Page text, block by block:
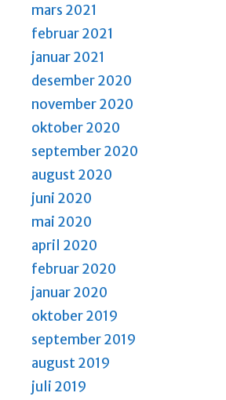
mars 2021
februar 2021
januar 2021
desember 2020
november 2020
oktober 2020
september 2020
august 2020
juni 2020
mai 2020
april 2020
februar 2020
januar 2020
oktober 2019
september 2019
august 2019
juli 2019